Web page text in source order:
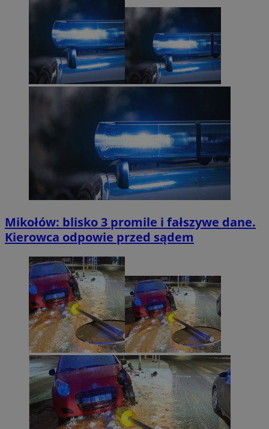
Mikołów: blisko 3 promile i fałszywe dane.
Kierowca odpowie przed sądem